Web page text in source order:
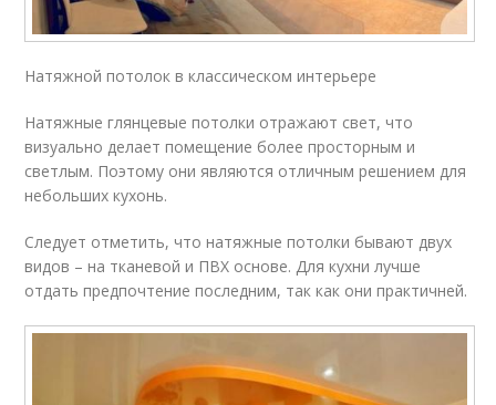
Натяжной потолок в классическом интерьере
Натяжные глянцевые потолки отражают свет, что
визуально делает помещение более просторным и
светлым. Поэтому они являются отличным решением для
небольших кухонь.
Следует отметить, что натяжные потолки бывают двух
видов – на тканевой и ПВХ основе. Для кухни лучше
отдать предпочтение последним, так как они практичней.